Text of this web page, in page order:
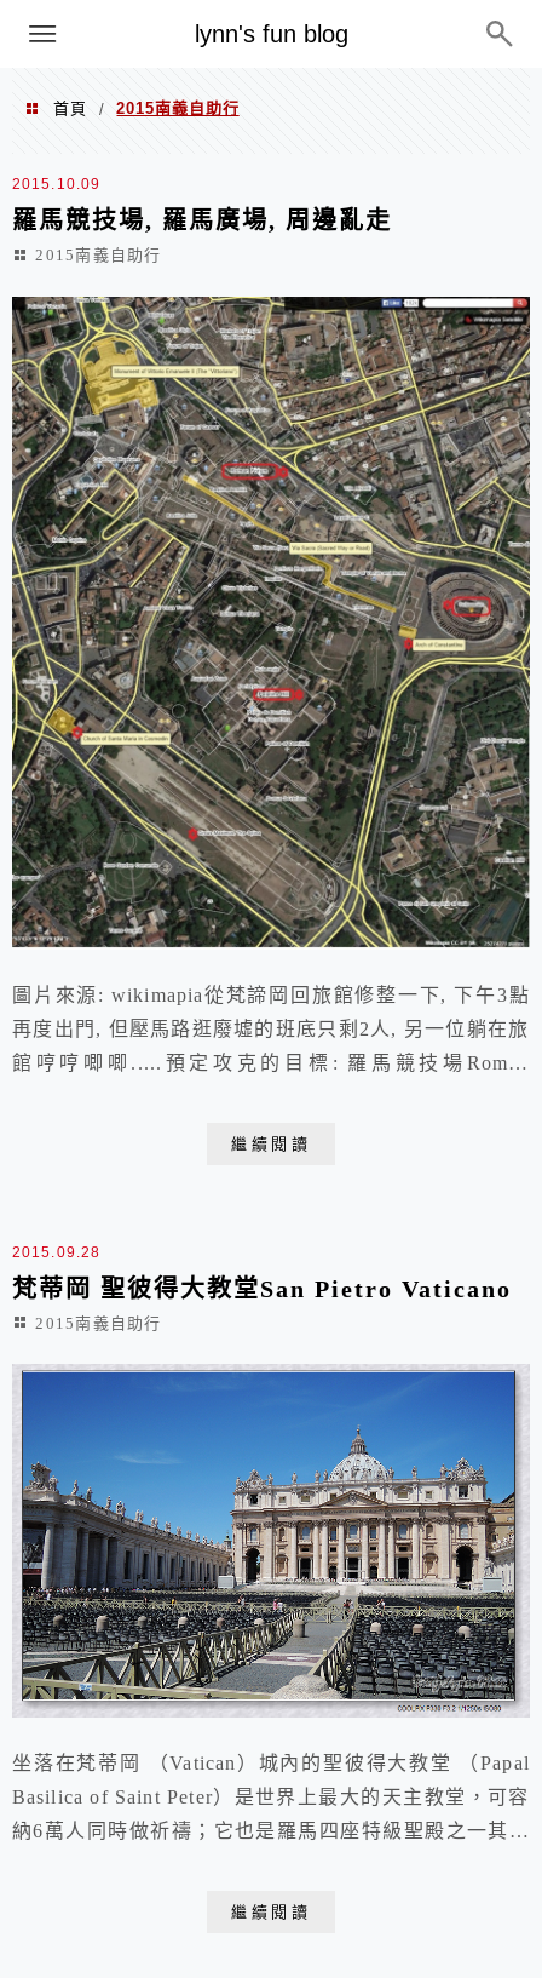
lynn's fun blog
menu
首頁 / 2015南義自助行
2015南義自助行
2015.10.09
羅馬競技場, 羅馬廣場, 周邊亂走
2015南義自助行
圖片來源: wikimapia從梵諦岡回旅館修整一下, 下午3點
再度出門, 但壓馬路逛廢墟的班底只剩2人, 另一位躺在旅
館哼哼唧唧.....預定攻克的目標: 羅馬競技場Roman
繼續閱讀
2015.09.28
梵蒂岡 聖彼得大教堂San Pietro Vaticano
2015南義自助行
坐落在梵蒂岡 （Vatican）城內的聖彼得大教堂 （Papal
Basilica of Saint Peter）是世界上最大的天主教堂，可容
納6萬人同時做祈禱；它也是羅馬四座特級聖殿之一其它
繼續閱讀